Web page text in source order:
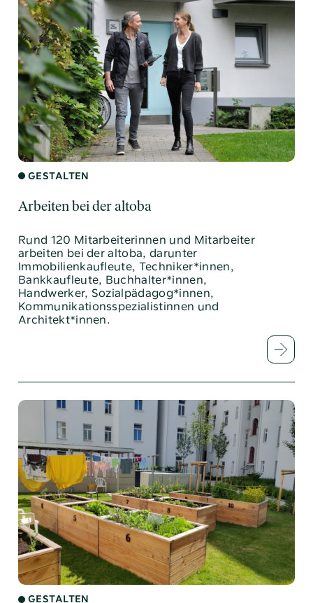
GESTALTEN
Arbeiten bei der altoba
Rund 120 Mitarbeiterinnen und Mitarbeiter
arbeiten bei der altoba, darunter
Immobilienkaufleute, Techniker*innen,
Bankkaufleute, Buchhalter*innen,
Handwerker, Sozialpädagog*innen,
Kommunikationsspezialistinnen und
Architekt*innen.
GESTALTEN